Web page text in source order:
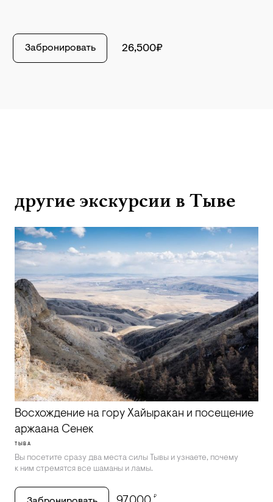
Забронировать 26,500₽
другие экскурсии в Тыве
Восхождение на гору Хайыракан и посещение
аржаана Сенек
ТЫВА
Вы посетите сразу два места силы Тывы и узнаете, почему
к ним стремятся все шаманы и ламы.
₽